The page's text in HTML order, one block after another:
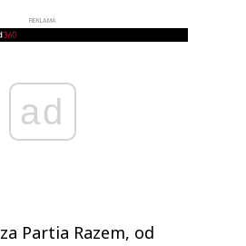
REKLAMA
ad
Partia Razem, od